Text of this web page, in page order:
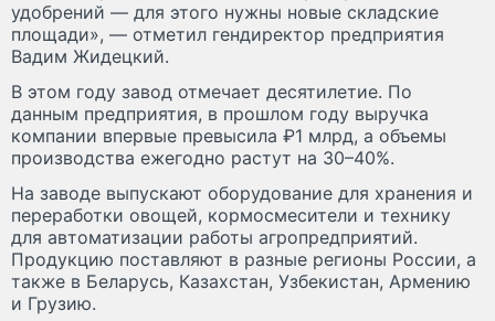
удобрений — для этого нужны новые складские
площади», — отметил гендиректор предприятия
Вадим Жидецкий.
В этом году завод отмечает десятилетие. По
данным предприятия, в прошлом году выручка
компании впервые превысила ₽1 млрд, а объемы
производства ежегодно растут на 30–40%.
На заводе выпускают оборудование для хранения и
переработки овощей, кормосмесители и технику
для автоматизации работы агропредприятий.
Продукцию поставляют в разные регионы России, а
также в Беларусь, Казахстан, Узбекистан, Армению
и Грузию.